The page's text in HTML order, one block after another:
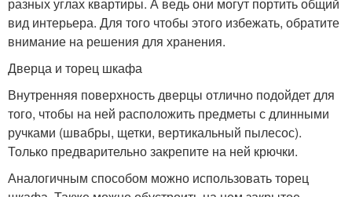
разных углах квартиры. А ведь они могут портить общий
вид интерьера. Для того чтобы этого избежать, обратите
внимание на решения для хранения.
Дверца и торец шкафа
Внутренняя поверхность дверцы отлично подойдет для
того, чтобы на ней расположить предметы с длинными
ручками (швабры, щетки, вертикальный пылесос).
Только предварительно закрепите на ней крючки.
Аналогичным способом можно использовать торец